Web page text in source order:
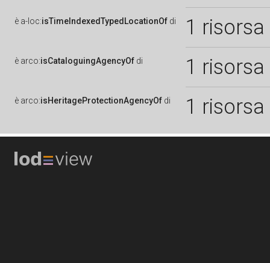
è a-loc:isTimeIndexedTypedLocationOf di 1 risorsa
è arco:isCataloguingAgencyOf di 1 risorsa
è arco:isHeritageProtectionAgencyOf di 1 risorsa